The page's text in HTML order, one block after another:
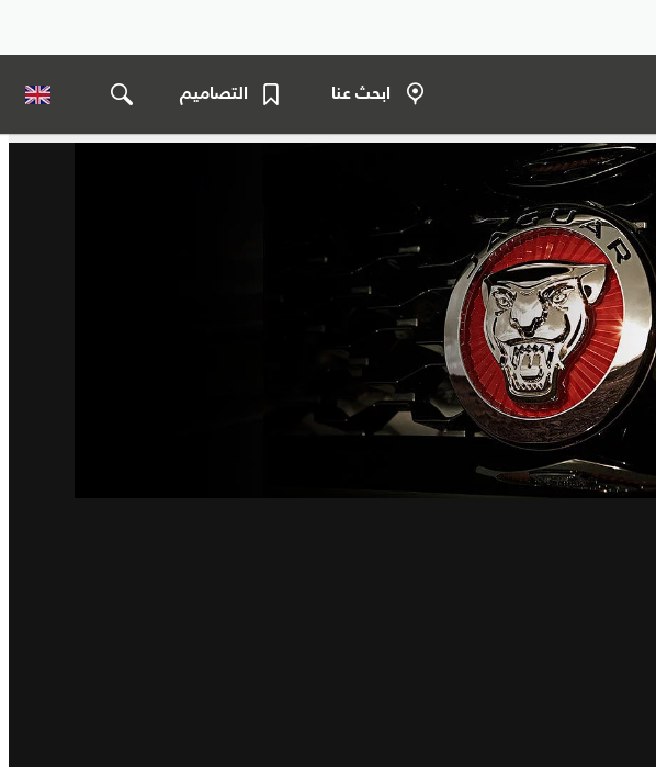
ابحث عنا التصاميم